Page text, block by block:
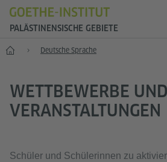
PALÄSTINENSISCHE GEBIETE
Start Deutsche Sprache
WETTBEWERBE UND
VERANSTALTUNGEN
Schüler und Schülerinnen zu